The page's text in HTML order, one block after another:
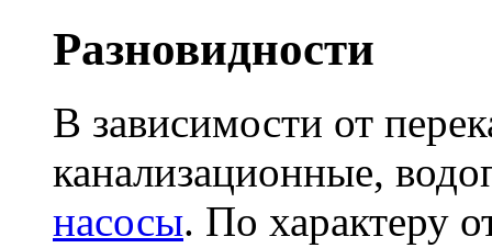
Разновидности
В зависимости от
канализационные,
насосы. По характеру